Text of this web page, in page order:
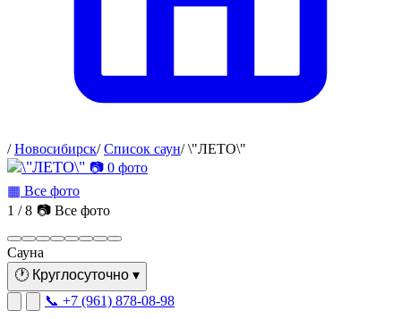
/ Новосибирск/ Список саун/ \"ЛЕТО\"
📷 0 фото
▦ Все фото
1 / 8 📷 Все фото
Сауна
🕐 Круглосуточно ▾
📞 +7 (961) 878-08-98